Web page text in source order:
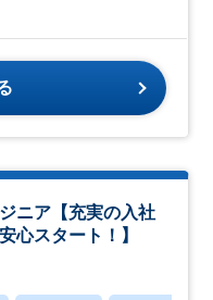
ニア【充実の入社
心スタート！】